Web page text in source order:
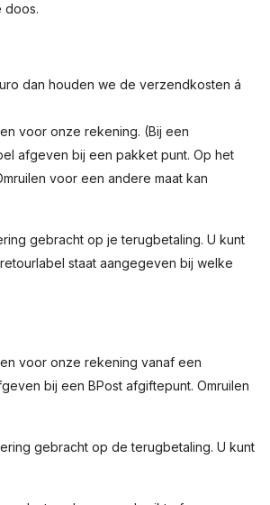
doos.
dan houden we de verzendkosten á
voor onze rekening. (Bij een
afgeven bij een pakket punt. Op het
voor een andere maat kan
gebracht op je terugbetaling. U kunt
staat aangegeven bij welke
voor onze rekening vanaf een
bij een BPost afgiftepunt. Omruilen
gebracht op de terugbetaling. U kunt